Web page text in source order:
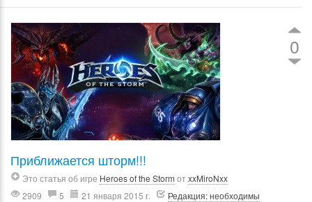
0
Приближается шторм!!!
Это статья об игре Heroes of the Storm отxxMiroNxx
2909
5 21 января 2015 г.
Редакция: необходимы